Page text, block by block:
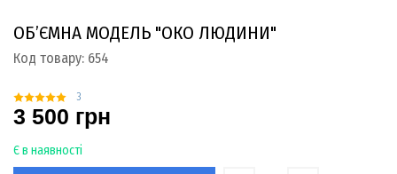
ОБ’ЄМНА МОДЕЛЬ "ОКО ЛЮДИНИ"
Код товару: 654
3
3 500 грн
Є в наявності